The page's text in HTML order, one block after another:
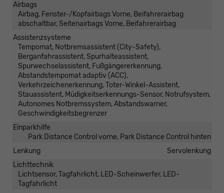
Airbags
Airbag, Fenster-/Kopfairbags Vorne, Beifahrerairbag
abschaltbar, Seitenairbags Vorne, Beifahrerairbag
Assistenzsysteme
Tempomat, Notbremsassistent (City-Safety),
Berganfahrassistent, Spurhalteassistent,
Spurwechselassistent, Fußgängererkennung,
Abstandstempomat adaptiv (ACC),
Verkehrzeichenerkennung, Toter-Winkel-Assistent,
Stauassistent, Müdigkeitserkennungs-Sensor, Notrufsystem,
Autonomes Notbremssystem, Abstandswarner,
Geschwindigkeitsbegrenzer
Einparkhilfe
Park Distance Control vorne, Park Distance Control hinten
Lenkung
Servolenkung
Lichttechnik
Lichtsensor, Tagfahrlicht, LED-Scheinwerfer, LED-
Tagfahrlicht